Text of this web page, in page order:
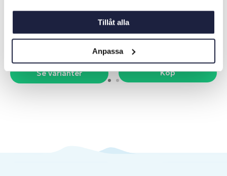
Tillåt alla
Anpassa
Art nr: V07555
Se varianter
Art nr: 07559
409 kr
Köp